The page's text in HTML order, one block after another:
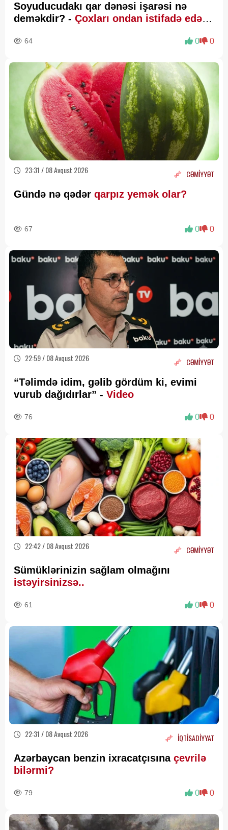
Soyuducudakı qar dənəsi işarəsi nə
deməkdir? - Çoxları ondan istifadə edə
64 0 0
23:31 / 08 Avqust 2026 CƏMİYYƏT
Gündə nə qədər qarpız yemək olar?
67 0 0
22:59 / 08 Avqust 2026 CƏMİYYƏT
“Təlimdə idim, gəlib gördüm ki, evimi
vurub dağıdırlar” - Video
76 0 0
22:42 / 08 Avqust 2026 CƏMİYYƏT
Sümüklərinizin sağlam olmağını
istəyirsinizsə..
61 0 0
22:31 / 08 Avqust 2026 İQTİSADİYYAT
Azərbaycan benzin ixracatçısınaçevrilə
bilərmi?
79 0 0